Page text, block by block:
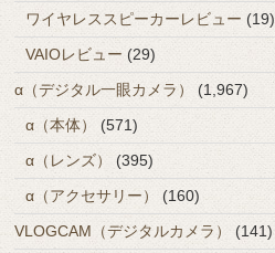
ワイヤレススピーカーレビュー (19)
VAIOレビュー (29)
α（デジタル一眼カメラ）
(1,967)
α（本体）
(571)
α（レンズ）
(395)
α（アクセサリー）
(160)
VLOGCAM（デジタルカメラ）
(141)